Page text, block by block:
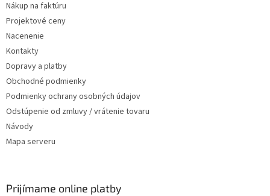
Nákup na faktúru
Projektové ceny
Nacenenie
Kontakty
Dopravy a platby
Obchodné podmienky
Podmienky ochrany osobných údajov
Odstúpenie od zmluvy / vrátenie tovaru
Návody
Mapa serveru
Prijímame online platby